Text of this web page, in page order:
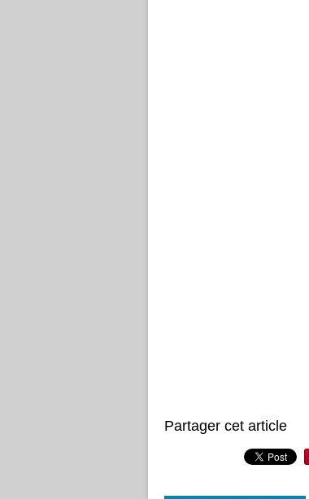
Partager cet article